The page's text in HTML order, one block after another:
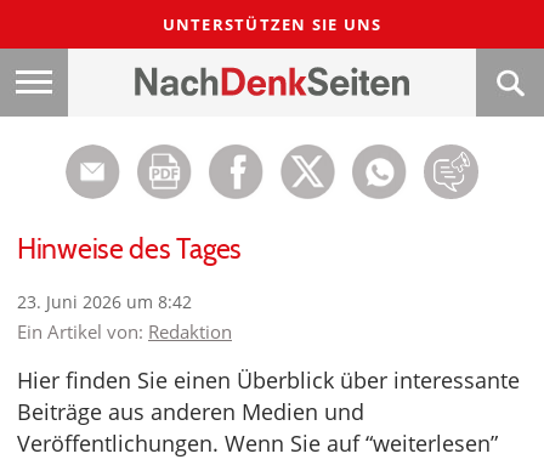
UNTERSTÜTZEN SIE UNS
Hinweise des Tages
23. Juni 2026 um 8:42
Ein Artikel von: Redaktion
Hier finden Sie einen Überblick über interessante
Beiträge aus anderen Medien und
Veröffentlichungen. Wenn Sie auf “weiterlesen”